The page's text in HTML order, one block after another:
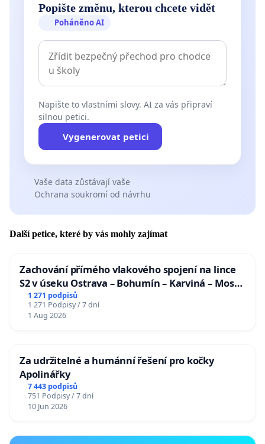
Popište změnu, kterou chcete vidět
Poháněno AI
Napište to vlastními slovy. AI za vás připraví
silnou petici.
Vygenerovat petici
Vaše data zůstávají vaše
Ochrana soukromí od návrhu
Další petice, které by vás mohly zajímat
Zachování přímého vlakového spojení na lince
S2 v úseku Ostrava – Bohumín – Karviná – Mosty
u Jablunkova
1 271 podpisů
1 271 Podpisy / 7 dní
1 Aug 2026
Za udržitelné a humánní řešení pro kočky
Apolinářky
7 443 podpisů
751 Podpisy / 7 dní
10 Jun 2026